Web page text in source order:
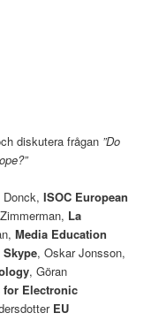
diskutera frågan ”Do
Donck,ISOC European
La
Media Education
Skype, Oskar Jonsson,
, Göran
for Electronic
EU